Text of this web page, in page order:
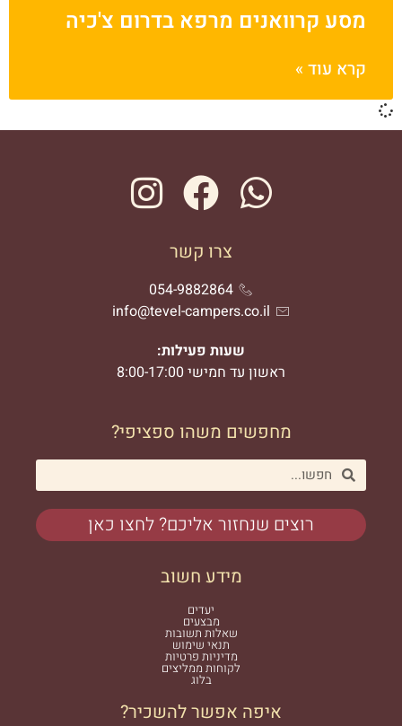
מסע קרוואנים מרפא בדרום צ'כיה
קרא עוד »
צרו קשר
054-9882864
info@tevel-campers.co.il
שעות פעילות:
ראשון עד חמישי 8:00-17:00
מחפשים משהו ספציפי?
רוצים שנחזור אליכם? לחצו כאן
מידע חשוב
יעדים
מבצעים
שאלות תשובות
תנאי שימוש
מדיניות פרטיות
לקוחות ממליצים
בלוג
איפה אפשר להשכיר?